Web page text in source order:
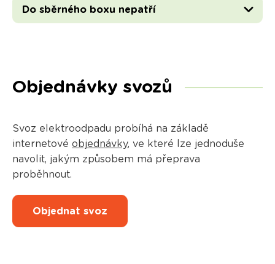
Do sběrného boxu nepatří
Objednávky svozů
Svoz elektroodpadu probíhá na základě
internetové objednávky, ve které lze jednoduše
navolit, jakým způsobem má přeprava
proběhnout.
Objednat svoz